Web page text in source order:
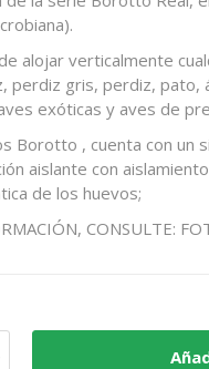
alojar verticalmente
perdiz gris, perdiz,
exóticas y aves de
Borotto , cuenta con un
aislante con
de los huevos;
CONSULTE: